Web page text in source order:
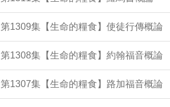
第1309集【生命的糧食】使徒行傳概論
第1308集【生命的糧食】約翰福音概論
第1307集【生命的糧食】路加福音概論